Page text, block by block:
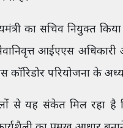
का सचिव नियुक्त
आईएएस
परियोजना के
यह संकेत मिल रहा है कि